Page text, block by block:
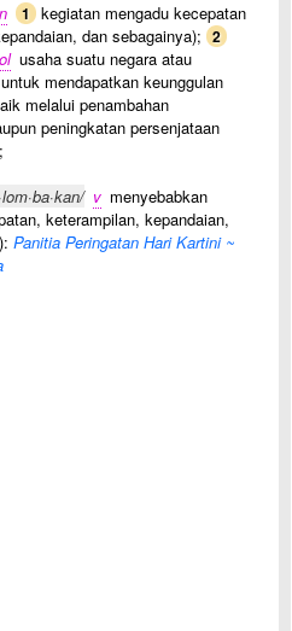
n 1 kegiatan mengadu kecepatan
dan sebagainya); 2
usaha suatu negara atau
mendapatkan keunggulan
melalui penambahan
peningkatan persenjataan
v menyebabkan
keterampilan, kepandaian,
Panitia Peringatan Hari Kartini ~